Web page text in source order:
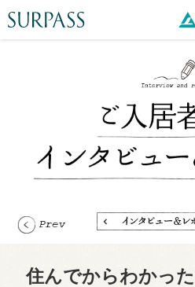
住んでからわかっ